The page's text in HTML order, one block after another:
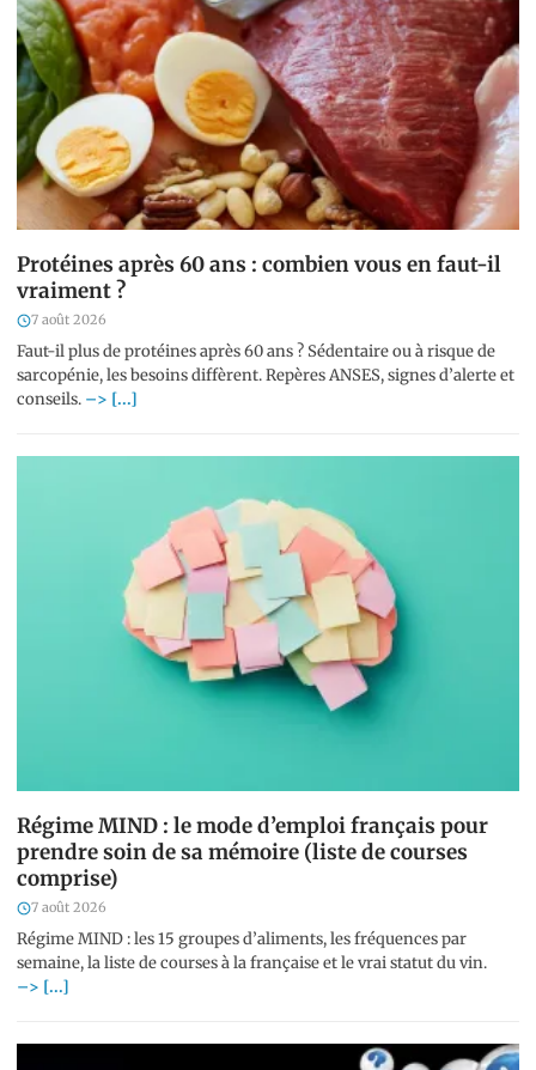
Protéines après 60 ans : combien vous en faut-il
vraiment ?
7 août 2026
Faut-il plus de protéines après 60 ans ? Sédentaire ou à risque de
sarcopénie, les besoins diffèrent. Repères ANSES, signes d’alerte et
conseils. –> [...]
Régime MIND : le mode d’emploi français pour
prendre soin de sa mémoire (liste de courses
comprise)
7 août 2026
Régime MIND : les 15 groupes d’aliments, les fréquences par
semaine, la liste de courses à la française et le vrai statut du vin.
–> [...]